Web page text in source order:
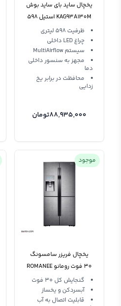
یخچال ساید بای ساید بوش
KAG93A130M استیل 598
لیتر ظرفیت 598 لیتری
چراغ LED داخلی
سیستم MultiAirflow
مجهز به سنسور داخلی
دما
محافظت در برابر یخ
زدایی
88,935,000تومان
موجود
یخچال فریزر سامسونگ
30 فوت رومانو ROMANEE
PT STS SAMSUNG
گنجایش کل 30 فوت
آبسردکن و یخساز
قابلیت اتصال به آب